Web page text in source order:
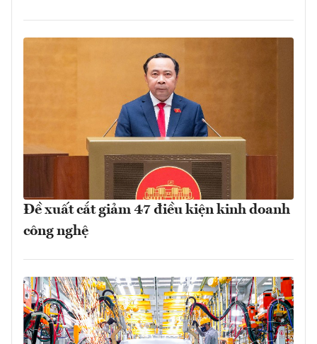
Đề xuất cắt giảm 47 điều kiện kinh doanh
công nghệ